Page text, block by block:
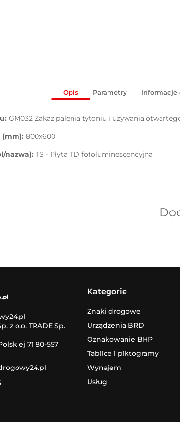
Opis Parametry Informacje
GM032 Zakaz palenia tytoniu i używania
(mm): 800x600
nazwa): TS - Płyta TD fotoluminescencyjna
z o.o. TRADE Sp.
71 80-557
Kategorie
Znaki drogowe
Urządzenia BRD
Oznakowanie BHP
Tablice i piktogramy
Wynajem
Usługi